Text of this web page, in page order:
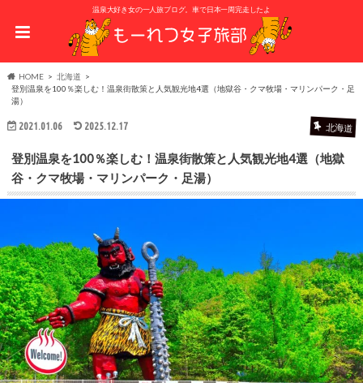
温泉大好き女の一人旅ブログ。車で日本一周完走したよ
HOME
北海道
登別温泉を100％楽しむ！温泉街散策と人気観光地4選（地獄谷・クマ牧場・マリンパーク・足
湯）
2021.01.06 2025.12.17 北海道
登別温泉を100％楽しむ！温泉街散策と人気観光地4選（地獄
谷・クマ牧場・マリンパーク・足湯）